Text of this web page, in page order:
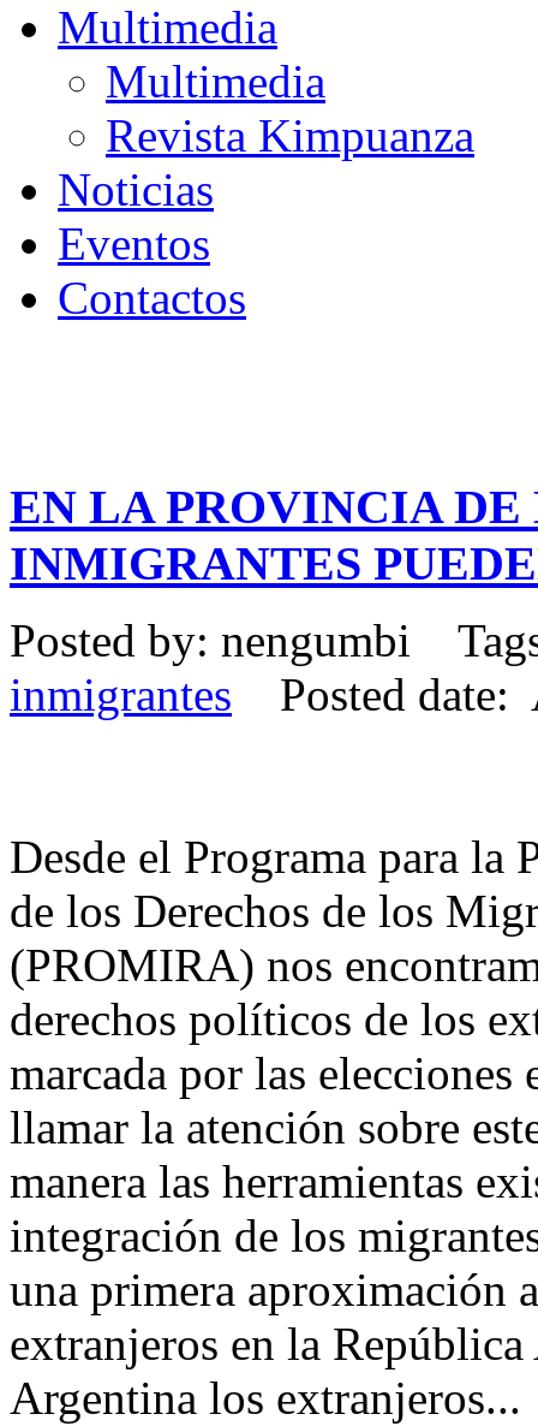
Multimedia
Multimedia
Revista Kimpuanza
Noticias
Eventos
Contactos
EN LA PROVINCIA DE
INMIGRANTES
Posted by: nengumbi
inmigrantes Posted date:
Desde el Programa para
de los Derechos de los
(PROMIRA) nos
derechos políticos de los
marcada por las
llamar la atención sobre
manera las herramientas
integración de los
una primera aproximación
extranjeros en la
Argentina los extranjeros...